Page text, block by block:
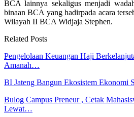
BCA lainnya sekaligus menjadi
binaan BCA yang hadirpada acara
Wilayah II BCA Widjaja Stephen.
Related Posts
Pengelolaan Keuangan Haji
Amanah…
BI Jateng Bangun Ekosistem
Bulog Campus Preneur , Cetak
Lewat…